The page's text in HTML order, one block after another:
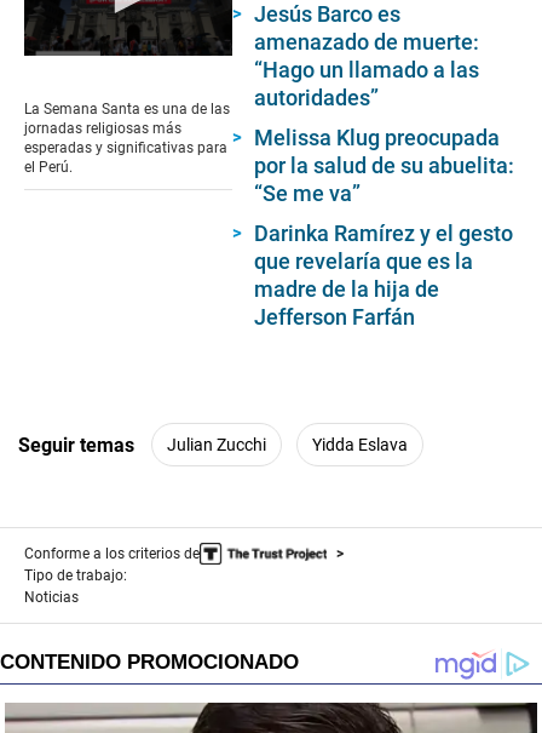
of
2
minutes,
6
La Semana Santa es una de las
jornadas religiosas más
esperadas y significativas para
el Perú.
Jesús Barco es
amenazado de muerte:
“Hago un llamado a las
autoridades”
Melissa Klug preocupada
por la salud de su abuelita:
“Se me va”
Darinka Ramírez y el gesto
que revelaría que es la
madre de la hija de
Jefferson Farfán
Seguir temas Julian Zucchi Yidda Eslava
Conforme a los criterios de
Tipo de trabajo:
Noticias